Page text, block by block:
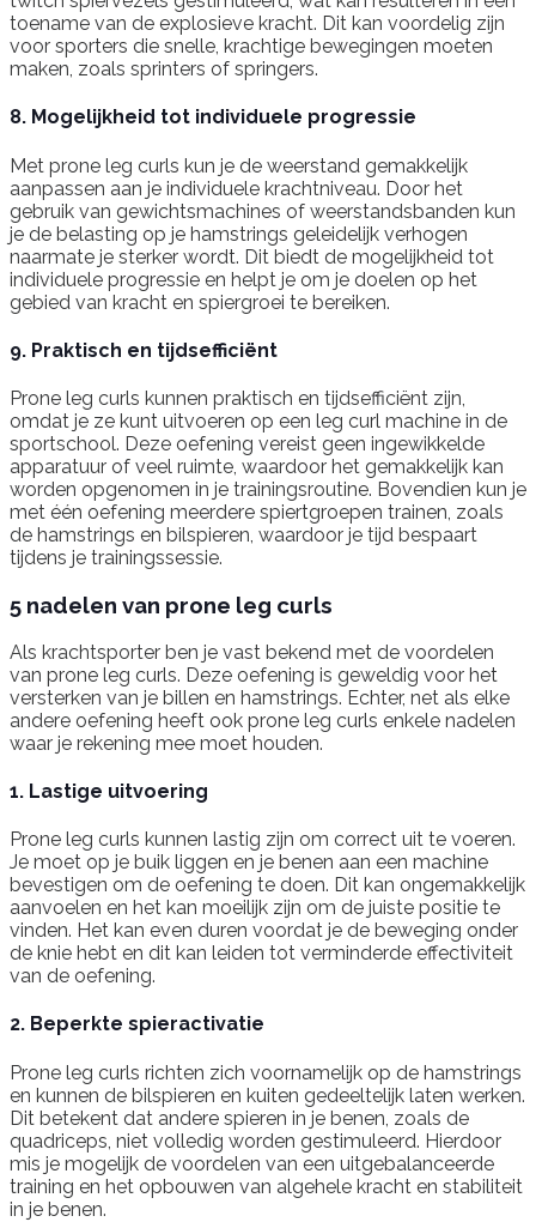
toename van de explosieve kracht. Dit kan voordelig zijn
voor sporters die snelle, krachtige bewegingen moeten
maken, zoals sprinters of springers.
8. Mogelijkheid tot individuele progressie
Met prone leg curls kun je de weerstand gemakkelijk
aanpassen aan je individuele krachtniveau. Door het
gebruik van gewichtsmachines of weerstandsbanden kun
je de belasting op je hamstrings geleidelijk verhogen
naarmate je sterker wordt. Dit biedt de mogelijkheid tot
individuele progressie en helpt je om je doelen op het
gebied van kracht en spiergroei te bereiken.
9. Praktisch en tijdsefficiënt
Prone leg curls kunnen praktisch en tijdsefficiënt zijn,
omdat je ze kunt uitvoeren op een leg curl machine in de
sportschool. Deze oefening vereist geen ingewikkelde
apparatuur of veel ruimte, waardoor het gemakkelijk kan
worden opgenomen in je trainingsroutine. Bovendien kun je
met één oefening meerdere spiertgroepen trainen, zoals
de hamstrings en bilspieren, waardoor je tijd bespaart
tijdens je trainingssessie.
5 nadelen van prone leg curls
Als krachtsporter ben je vast bekend met de voordelen
van prone leg curls. Deze oefening is geweldig voor het
versterken van je billen en hamstrings. Echter, net als elke
andere oefening heeft ook prone leg curls enkele nadelen
waar je rekening mee moet houden.
1. Lastige uitvoering
Prone leg curls kunnen lastig zijn om correct uit te voeren.
Je moet op je buik liggen en je benen aan een machine
bevestigen om de oefening te doen. Dit kan ongemakkelijk
aanvoelen en het kan moeilijk zijn om de juiste positie te
vinden. Het kan even duren voordat je de beweging onder
de knie hebt en dit kan leiden tot verminderde effectiviteit
van de oefening.
2. Beperkte spieractivatie
Prone leg curls richten zich voornamelijk op de hamstrings
en kunnen de bilspieren en kuiten gedeeltelijk laten werken.
Dit betekent dat andere spieren in je benen, zoals de
quadriceps, niet volledig worden gestimuleerd. Hierdoor
mis je mogelijk de voordelen van een uitgebalanceerde
training en het opbouwen van algehele kracht en stabiliteit
in je benen.